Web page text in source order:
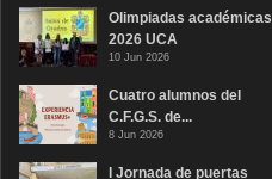
Olimpiadas académicas
2026 UCA
10 Jun 2026
Cuatro alumnos del
C.F.G.S. de...
8 Jun 2026
I Jornada de puertas